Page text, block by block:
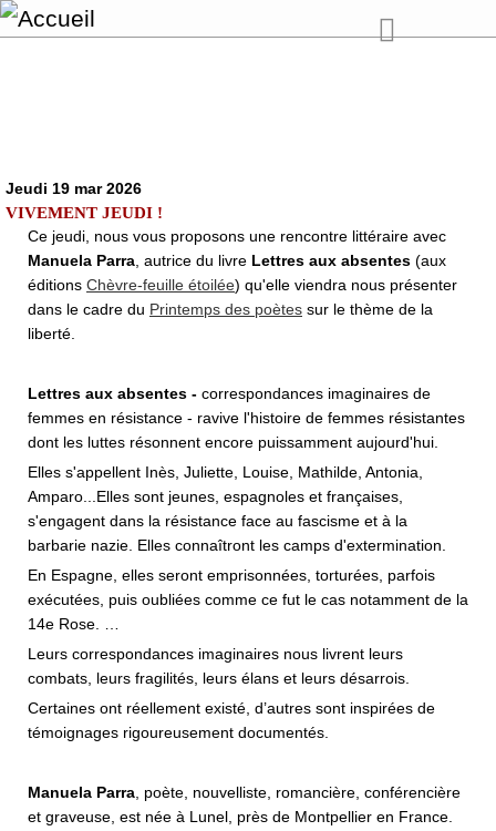
Jeudi 19 mar 2026
VIVEMENT JEUDI !
Ce jeudi, nous vous proposons une rencontre littéraire avec
Manuela Parra , autrice du livre Lettres aux absentes (aux
éditions Chèvre-feuille étoilée) qu'elle viendra nous présenter
dans le cadre du Printemps des poètes sur le thème de la
liberté.
Lettres aux absentes - correspondances imaginaires de
femmes en résistance - ravive l'histoire de femmes résistantes
dont les luttes résonnent encore puissamment aujourd'hui.
Elles s'appellent Inès, Juliette, Louise, Mathilde, Antonia,
Amparo...Elles sont jeunes, espagnoles et françaises,
s'engagent dans la résistance face au fascisme et à la
barbarie nazie. Elles connaîtront les camps d'extermination.
En Espagne, elles seront emprisonnées, torturées, parfois
exécutées, puis oubliées comme ce fut le cas notamment de la
14e Rose. …
Leurs correspondances imaginaires nous livrent leurs
combats, leurs fragilités, leurs élans et leurs désarrois.
Certaines ont réellement existé, d’autres sont inspirées de
témoignages rigoureusement documentés.
Manuela Parra , poète, nouvelliste, romancière, conférencière
et graveuse, est née à Lunel, près de Montpellier en France.